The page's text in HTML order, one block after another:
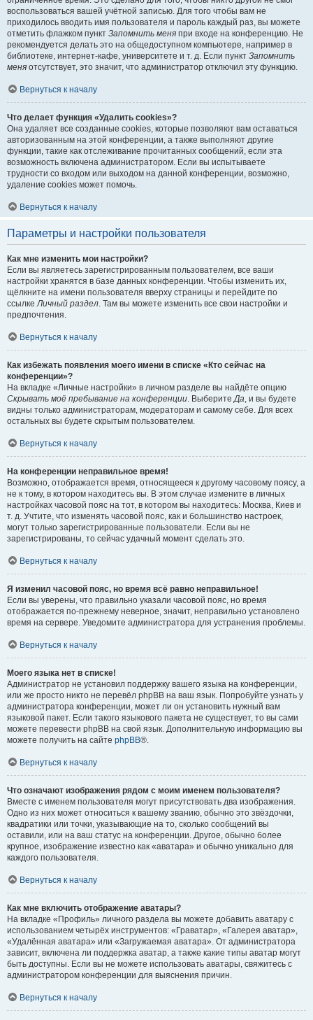
воспользоваться вашей учётной записью. Для того чтобы вам не
приходилось вводить имя пользователя и пароль каждый раз, вы можете
отметить флажком пункт Запомнить меня при входе на конференцию. Не
рекомендуется делать это на общедоступном компьютере, например в
библиотеке, интернет-кафе, университете и т. д. Если пункт Запомнить
меня отсутствует, это значит, что администратор отключил эту функцию.
Вернуться к началу
Что делает функция «Удалить cookies»?
Она удаляет все созданные cookies, которые позволяют вам оставаться
авторизованным на этой конференции, а также выполняют другие
функции, такие как отслеживание прочитанных сообщений, если эта
возможность включена администратором. Если вы испытываете
трудности со входом или выходом на данной конференции, возможно,
удаление cookies может помочь.
Вернуться к началу
Параметры и настройки пользователя
Как мне изменить мои настройки?
Если вы являетесь зарегистрированным пользователем, все ваши
настройки хранятся в базе данных конференции. Чтобы изменить их,
щёлкните на имени пользователя вверху страницы и перейдите по
ссылкеЛичный раздел. Там вы можете изменить все свои настройки и
предпочтения.
Вернуться к началу
Как избежать появления моего имени в списке «Кто сейчас на
конференции»?
На вкладке «Личные настройки» в личном разделе вы найдёте опцию
Скрывать моё пребывание на конференции. ВыберитеДа, и вы будете
видны только администраторам, модераторам и самому себе. Для всех
остальных вы будете скрытым пользователем.
Вернуться к началу
На конференции неправильное время!
Возможно, отображается время, относящееся к другому часовому поясу, а
не к тому, в котором находитесь вы. В этом случае измените в личных
настройках часовой пояс на тот, в котором вы находитесь: Москва, Киев и
т. д. Учтите, что изменять часовой пояс, как и большинство настроек,
могут только зарегистрированные пользователи. Если вы не
зарегистрированы, то сейчас удачный момент сделать это.
Вернуться к началу
Я изменил часовой пояс, но время всё равно неправильное!
Если вы уверены, что правильно указали часовой пояс, но время
отображается по-прежнему неверное, значит, неправильно установлено
время на сервере. Уведомите администратора для устранения проблемы.
Вернуться к началу
Моего языка нет в списке!
Администратор не установил поддержку вашего языка на конференции,
или же просто никто не перевёл phpBB на ваш язык. Попробуйте узнать у
администратора конференции, может ли он установить нужный вам
языковой пакет. Если такого языкового пакета не существует, то вы сами
можете перевести phpBB на свой язык. Дополнительную информацию вы
можете получить на сайте phpBB®.
Вернуться к началу
Что означают изображения рядом с моим именем пользователя?
Вместе с именем пользователя могут присутствовать два изображения.
Одно из них может относиться к вашему званию, обычно это звёздочки,
квадратики или точки, указывающие на то, сколько сообщений вы
оставили, или на ваш статус на конференции. Другое, обычно более
крупное, изображение известно как «аватара» и обычно уникально для
каждого пользователя.
Вернуться к началу
Как мне включить отображение аватары?
На вкладке «Профиль» личного раздела вы можете добавить аватару с
использованием четырёх инструментов: «Граватар», «Галерея аватар»,
«Удалённая аватара» или «Загружаемая аватара». От администратора
зависит, включена ли поддержка аватар, а также какие типы аватар могут
быть доступны. Если вы не можете использовать аватары, свяжитесь с
администратором конференции для выяснения причин.
Вернуться к началу